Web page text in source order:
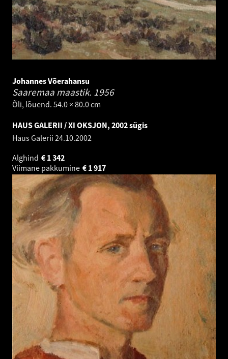
Johannes Võerahansu
Saaremaa maastik. 1956
Õli, lõuend. 54.0 × 80.0 cm
HAUS GALERII / XI OKSJON, 2002 sügis
Haus Galerii 24.10.2002
Alghind
1 342
€
Viimane pakkumine
1 917
€